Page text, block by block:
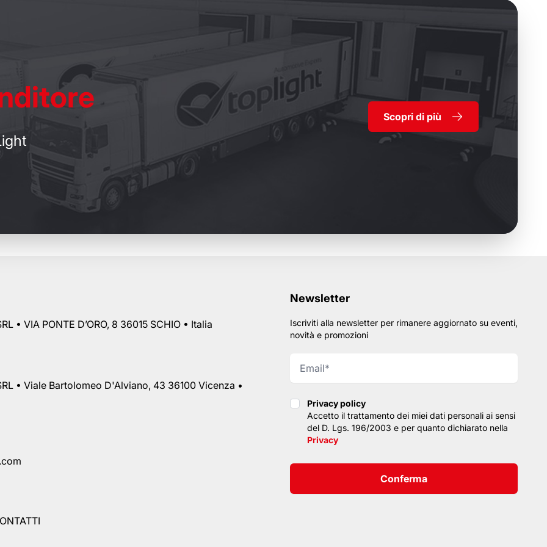
Scopri di più
• VIA PONTE D’ORO, 8 36015 SCHIO • Italia
• Viale Bartolomeo D'Alviano, 43 36100 Vicenza •
Newsletter
Iscriviti alla newsletter per rimanere aggiornato su eventi,
novità e promozioni
Privacy policy
Privacy policy
Accetto il trattamento dei miei dati personali ai sensi
del D. Lgs. 196/2003 e per quanto dichiarato nella
Privacy
Conferma